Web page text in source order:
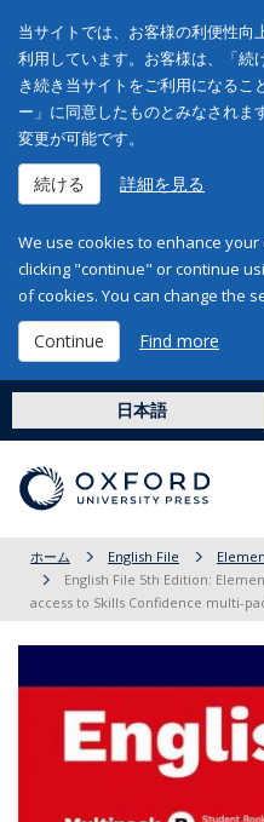
当サイトでは、お客様の利便性
利用しています。お客様は、「続
き続き当サイトをご利用になるこ
ー」に同意したものとみなされま
変更が可能です。
続ける 詳細を見る
We use cookies to enhance
clicking "continue" or continue
of cookies. You can change the
Continue Find more
日本語
ホーム English File
English File 5th Edition:
access to Skills Confidence multi-